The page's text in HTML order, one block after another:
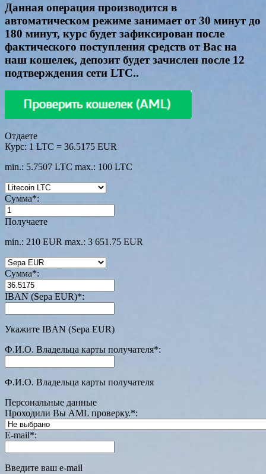
Данная операция производится в
автоматическом режиме занимает от 30 минут до
180 минут, курс будет зафиксирован после
фактического поступления средств от Вас на
наш кошелек, депозит будет зачислен после 12
подтверждения сети LTC..
Отдаете
Курс: 1 LTC = 36.5175 EUR
min.: 5.7507 LTC max.: 100 LTC
Сумма*:
Получаете
min.: 210 EUR max.: 3 651.75 EUR
Сумма*:
IBAN (Sepa EUR)*:
Укажите IBAN (Sepa EUR)
Ф.И.О. Владельца карты получателя*:
Ф.И.О. Владельца карты получателя
Персональные данные
Проходили Вы AML проверку.*:
E-mail*:
Введите ваш e-mail